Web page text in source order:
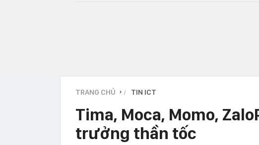
TRANG CHỦ › TIN ICT
Tima, Moca, Momo,
trưởng thần tốc